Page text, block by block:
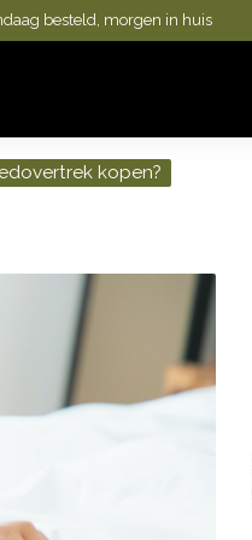
besteld, morgen in huis
kopen?